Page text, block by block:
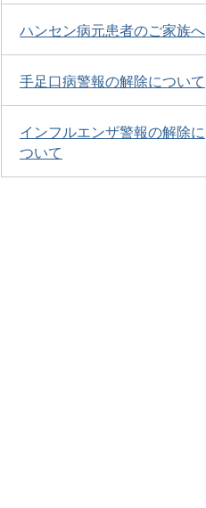
ハンセン病元患者のご家族へ
手足口病警報の解除について
インフルエンザ警報の解除に
ついて